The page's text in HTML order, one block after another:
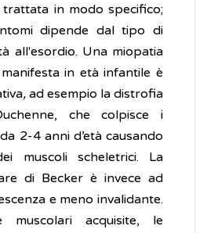
trattata in modo specifico;
dipende dal tipo di
all'esordio. Una miopatia
in età infantile è
, ad esempio la distrofia
che colpisce i
2-4 anni d’età causando
muscoli scheletrici. La
di Becker è invece ad
e meno invalidante.
muscolari acquisite, le